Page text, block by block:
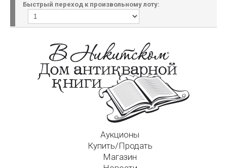
Быстрый переход к произвольному лоту:
Аукционы
Купить/Продать
Магазин